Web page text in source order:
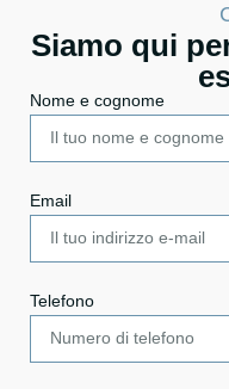
Siamo qui
Nome e cognome
Email
Telefono